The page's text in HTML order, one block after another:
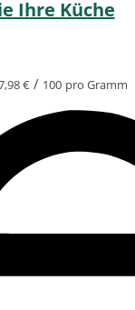
Ihre Küche
€ / 100 pro Gramm